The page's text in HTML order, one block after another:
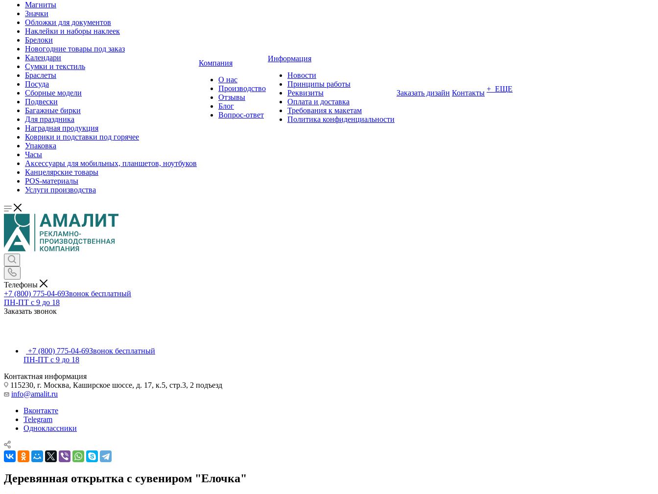
Магниты
Значки
Обложки для документов
Наклейки и наборы наклеек
Брелоки
Новогодние товары под заказ
Календари
Сумки и текстиль
Браслеты
Посуда
Сборные модели
Подвески
Багажные бирки
Для праздника
Наградная продукция
Коврики и подставки под горячее
Упаковка
Часы
Аксессуары для мобильных, планшетов, ноутбуков
Канцелярские товары
POS-материалы
Услуги производства
Компания
О нас
Производство
Отзывы
Блог
Вопрос-ответ
Информация
Новости
Принципы работы
Реквизиты
Оплата и доставка
Требования к макетам
Политика конфиденциальности
Заказать дизайн Контакты + ЕЩЕ
Телефоны
+7 (800) 775-04-69Звонок бесплатный
ПН-ПТ c 9 до 18
Заказать звонок
+7 (800) 775-04-69Звонок бесплатный
ПН-ПТ c 9 до 18
Контактная информация
115230, г. Москва, Каширское шоссе, д. 17, к.5, стр.3, 2 подъезд
info@amalit.ru
Вконтакте
Telegram
Одноклассники
Деревянная открытка с сувениром "Елочка"